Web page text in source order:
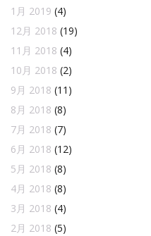
1月 2019 (4)
12月 2018 (19)
11月 2018 (4)
10月 2018 (2)
9月 2018 (11)
8月 2018 (8)
7月 2018 (7)
6月 2018 (12)
5月 2018 (8)
4月 2018 (8)
3月 2018 (4)
2月 2018 (5)